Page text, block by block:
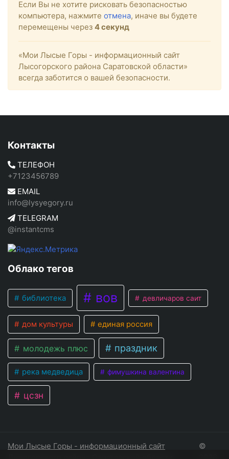
Если Вы не хотите рисковать безопасностью
компьютера, нажмите отмена, иначе вы будете
перемещены через 4секунд
«Мои Лысые Горы - информационный сайт
Лысогорского района Саратовской области»
всегда заботится о вашей безопасности.
Контакты
ТЕЛЕФОН
+7123456789
EMAIL
info@lysyegory.ru
TELEGRAM
@instantcms
Облако тегов
библиотека вов девличаров саит
дом культуры единая россия
молодежь плюс праздник
река медведица фимушкина валентина
цсзн
Мои Лысые Горы - информационный сайт
©